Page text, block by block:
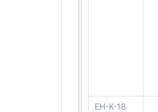
EH-K-18